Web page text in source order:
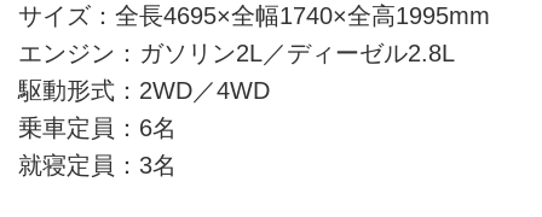
サイズ：全長4695×全幅1740×全高1995mm
エンジン：ガソリン2L／ディーゼル2.8L
駆動形式：2WD／4WD
乗車定員：6名
就寝定員：3名